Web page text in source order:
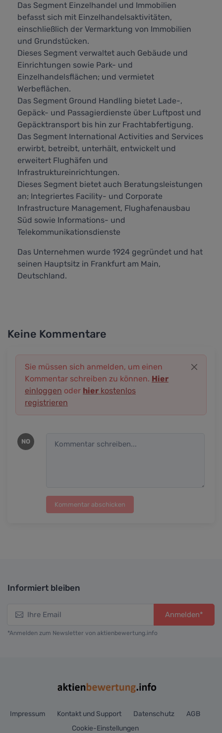
Das Segment Einzelhandel und Immobilien
befasst sich mit Einzelhandelsaktivitäten,
einschließlich der Vermarktung von Immobilien
und Grundstücken.
Dieses Segment verwaltet auch Gebäude und
Einrichtungen sowie Park- und
Einzelhandelsflächen; und vermietet
Werbeflächen.
Das Segment Ground Handling bietet Lade-,
Gepäck- und Passagierdienste über Luftpost und
Gepäcktransport bis hin zur Frachtabfertigung.
Das Segment International Activities and Services
erwirbt, betreibt, unterhält, entwickelt und
erweitert Flughäfen und
Infrastruktureinrichtungen.
Dieses Segment bietet auch Beratungsleistungen
an; Integriertes Facility- und Corporate
Infrastructure Management, Flughafenausbau
Süd sowie Informations- und
Telekommunikationsdienste
Das Unternehmen wurde 1924 gegründet und hat
seinen Hauptsitz in Frankfurt am Main,
Deutschland.
Keine Kommentare
Sie müssen sich anmelden, um einen
Kommentar schreiben zu können. Hier
einloggen oder hier kostenlos
registrieren
NO
Kommentar abschicken
Informiert bleiben
Anmelden*
*Anmelden zum Newsletter von aktienbewertung.info
Impressum Kontakt und Support Datenschutz
AGB
Cookie-Einstellungen